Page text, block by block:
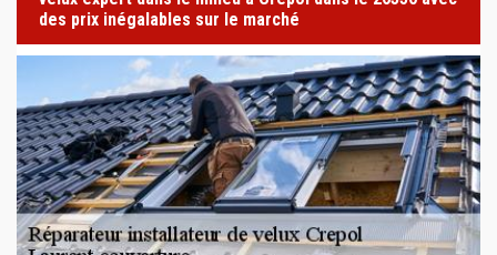
des prix inégalables sur le marché